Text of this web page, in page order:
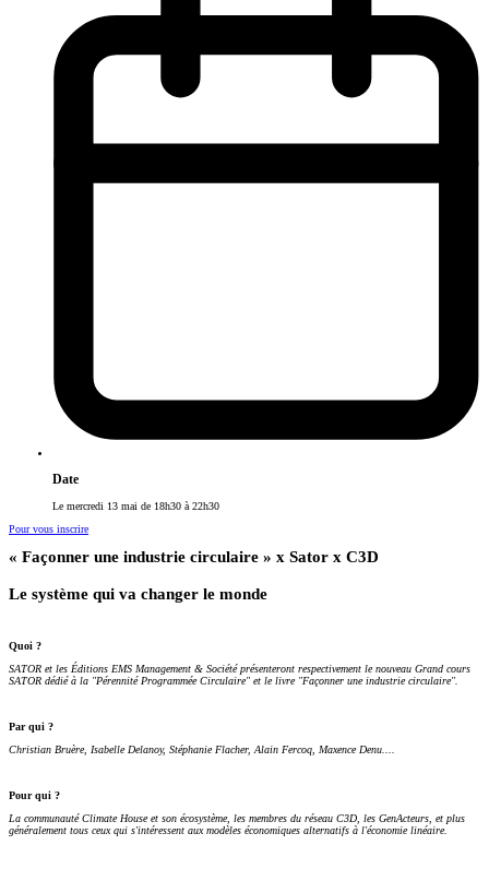
Date
Le mercredi 13 mai de 18h30 à 22h30
Pour vous inscrire
« Façonner une industrie circulaire » x Sator x C3D
Le système qui va changer le monde
Quoi ?
SATOR et les Éditions EMS Management & Société présenteront respectivement le nouveau Grand cours
SATOR dédié à la "Pérennité Programmée Circulaire" et le livre "Façonner une industrie circulaire".
Par qui ?
Christian Bruère, Isabelle Delanoy, Stéphanie Flacher, Alain Fercoq, Maxence Denu....
Pour qui ?
La communauté Climate House et son écosystème, les membres du réseau C3D, les GenActeurs, et plus
généralement tous ceux qui s'intéressent aux modèles économiques alternatifs à l'économie linéaire.